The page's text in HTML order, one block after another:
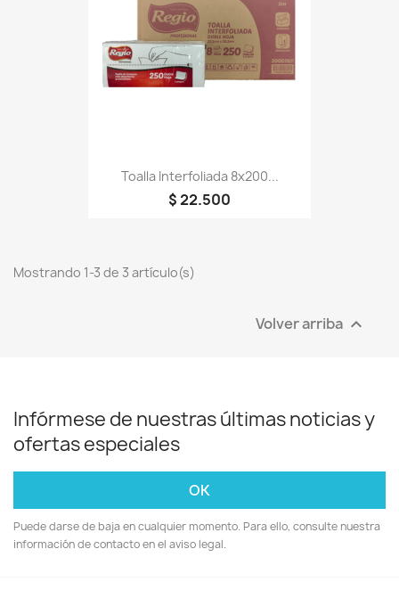
Toalla Interfoliada 8x200...
$ 22.500
Mostrando 1-3 de 3 artículo(s)
Volver arriba 
Infórmese de nuestras últimas noticias y
ofertas especiales
Puede darse de baja en cualquier momento. Para ello, consulte nuestra
información de contacto en el aviso legal.